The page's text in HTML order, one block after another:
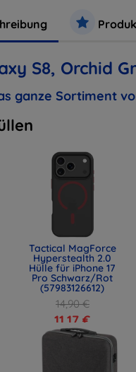
S8, Orchid
ganze Sortiment
Tactical MagForce
Hyperstealth 2.0
Hülle für iPhone 17
Pro Schwarz/Rot
(57983126612)
14,90 €
11,17 €